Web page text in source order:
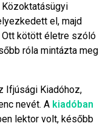
el, majd
Ott kötött életre szóló
róla mintázta meg
Ifjúsági Kiadóhoz,
nevét. A kiadóban
lektor volt, később